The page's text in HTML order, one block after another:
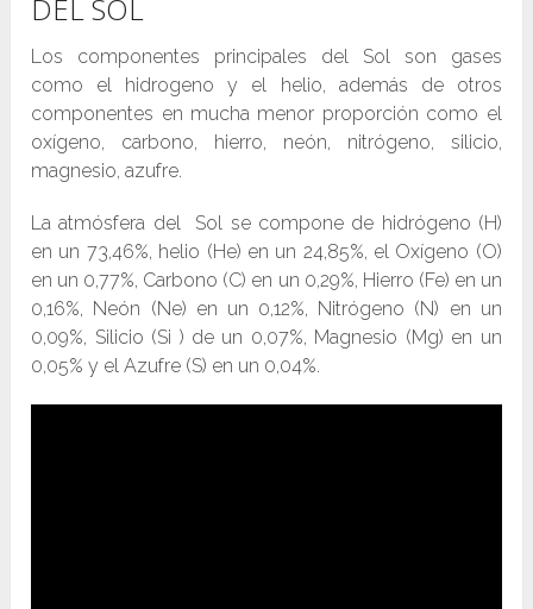
DEL SOL
Los componentes principales del Sol son gases
como el hidrogeno y el helio, además de otros
componentes en mucha menor proporción como el
oxígeno, carbono, hierro, neón, nitrógeno, silicio,
magnesio, azufre.
La atmósfera del Sol se compone de hidrógeno (H)
en un 73,46%, helio (He) en un 24,85%, el Oxígeno (O)
en un 0,77%, Carbono (C) en un 0,29%, Hierro (Fe) en un
0,16%, Neón (Ne) en un 0,12%, Nitrógeno (N) en un
0,09%, Silicio (Si ) de un 0,07%, Magnesio (Mg) en un
0,05% y el Azufre (S) en un 0,04%.